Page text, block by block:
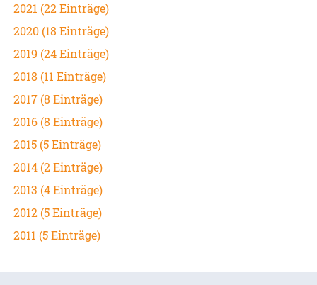
2021 (22 Einträge)
2020 (18 Einträge)
2019 (24 Einträge)
2018 (11 Einträge)
2017 (8 Einträge)
2016 (8 Einträge)
2015 (5 Einträge)
2014 (2 Einträge)
2013 (4 Einträge)
2012 (5 Einträge)
2011 (5 Einträge)